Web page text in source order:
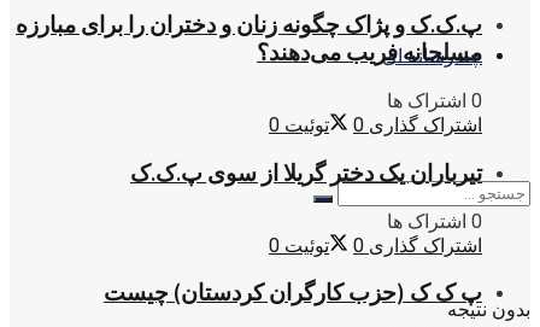
چندرسانه ای
بدون نتیجه
پ.ک.ک و پژاک چگونه زنان و دختران را برای مبارزه
مسلحانه فریب می‌دهند؟
0 اشتراک ها
اشتراک گذاری 0 توئیت 0
تیرباران یک دختر گریلا از سوی پ.ک.ک
0 اشتراک ها
اشتراک گذاری 0 توئیت 0
پ ک ک (حزب کارگران کردستان) چیست